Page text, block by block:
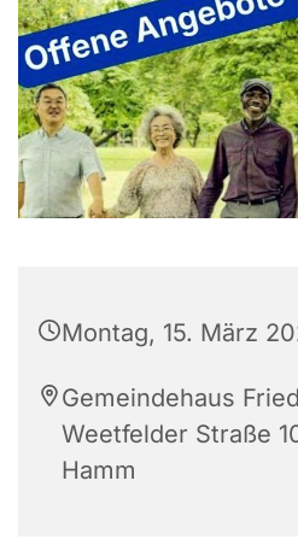
Montag, 15. März
Gemeindehaus
Weetfelder Straße
Hamm